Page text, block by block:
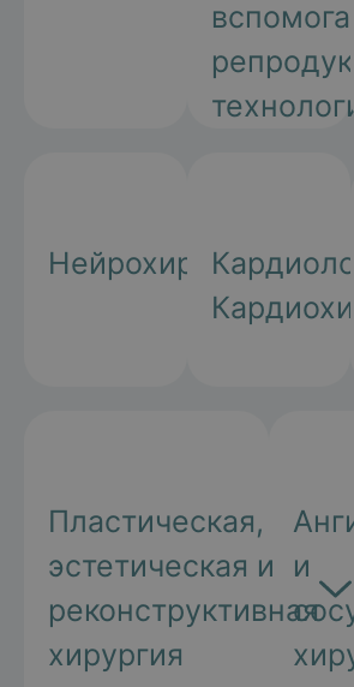
Нейрохирургия
и
Пластическая,
эстетическая и
реконструктивная
хирургия